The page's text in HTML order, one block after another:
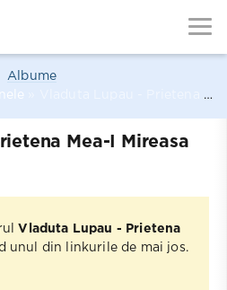
Albume
Mea-I Mireasa
Vladuta Lupau - Prietena
unul din linkurile de mai jos.